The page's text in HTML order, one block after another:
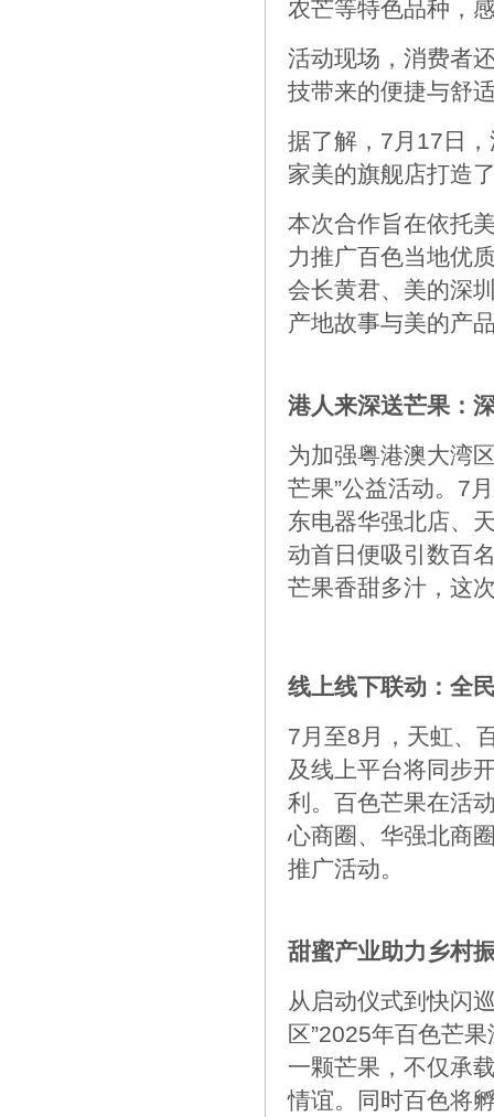
农芒等特色品种，
活动现场，消费者
技带来的便捷与舒
据了解，7月17日
家美的旗舰店打造
本次合作旨在依托
力推广百色当地优
会长黄君、美的深
产地故事与美的产
港人来深送芒果：
为加强粤港澳大湾
芒果”公益活动。7
东电器华强北店、
动首日便吸引数百
芒果香甜多汁，这
线上线下联动：全
7月至8月，天虹、
及线上平台将同步
利。百色芒果在活
心商圈、华强北商
推广活动。
甜蜜产业助力乡村
从启动仪式到快闪
区”2025年百色芒
一颗芒果，不仅承
情谊。同时百色将